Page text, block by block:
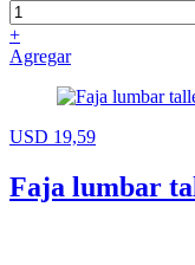
+
Agregar
USD 19,59
Faja lumbar